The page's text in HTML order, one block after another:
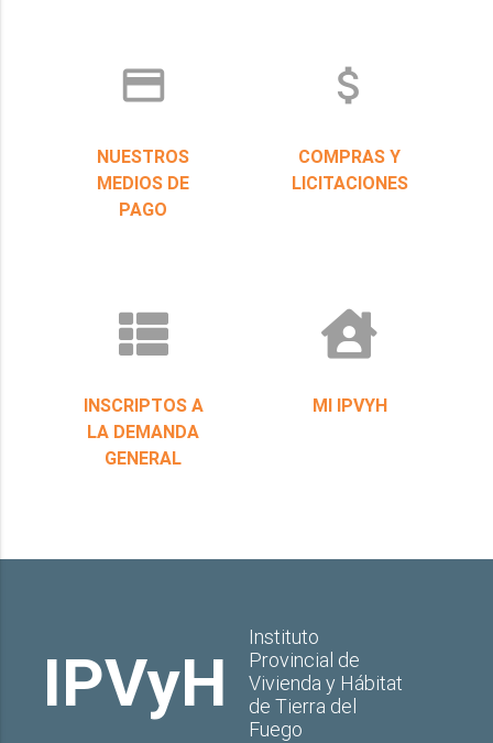
credit_card
NUESTROS
MEDIOS DE
PAGO
attach_money
COMPRAS Y
LICITACIONES
INSCRIPTOS A
LA DEMANDA
GENERAL
MI IPVYH
IPVyH
Instituto
Provincial de
Vivienda y Hábitat
de Tierra del
Fuego